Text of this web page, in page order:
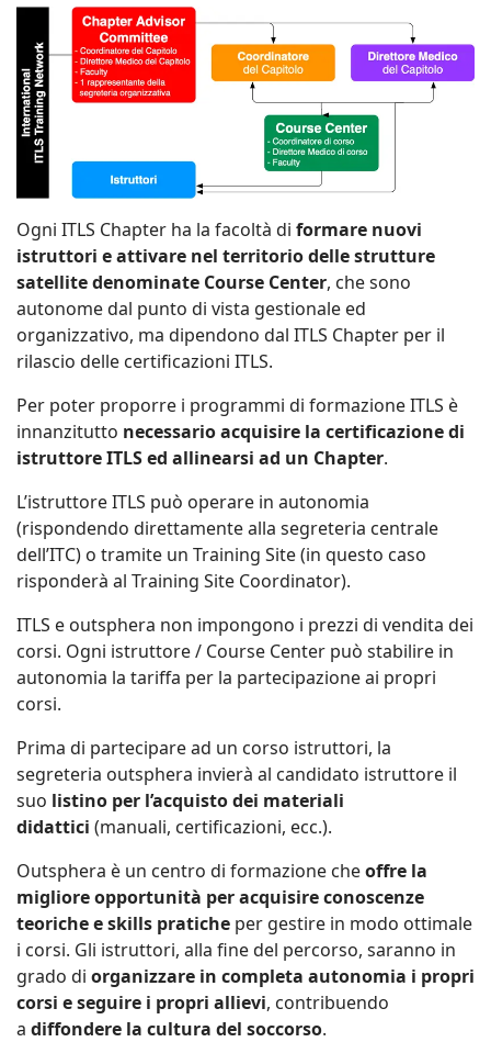
Ogni ITLS Chapter ha la facoltà di formare nuovi
istruttori e attivare nel territorio delle strutture
satellite denominate Course Center, che sono
autonome dal punto di vista gestionale ed
organizzativo, ma dipendono dal ITLS Chapter per il
rilascio delle certificazioni ITLS.
Per poter proporre i programmi di formazione ITLS è
innanzitutto necessario acquisire la certificazione di
istruttore ITLS ed allinearsi ad un Chapter.
L’istruttore ITLS può operare in autonomia
(rispondendo direttamente alla segreteria centrale
dell’ITC) o tramite un Training Site (in questo caso
risponderà al Training Site Coordinator).
ITLS e outsphera non impongono i prezzi di vendita dei
corsi. Ogni istruttore / Course Center può stabilire in
autonomia la tariffa per la partecipazione ai propri
corsi.
Prima di partecipare ad un corso istruttori, la
segreteria outsphera invierà al candidato istruttore il
suo listino per l’acquisto dei materiali
didattici (manuali, certificazioni, ecc.).
Outsphera è un centro di formazione cheoffre la
migliore opportunità per acquisire conoscenze
teoriche e skills pratiche per gestire in modo ottimale
i corsi. Gli istruttori, alla fine del percorso, saranno in
grado di organizzare in completa autonomia i propri
corsi e seguire i propri allievi, contribuendo
a diffondere la cultura del soccorso.